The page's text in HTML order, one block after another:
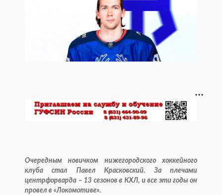
Очередным новичком нижегородского хоккейного
клуба стал Павел Красковский. За плечами
центрфорварда – 13 сезонов в КХЛ, и все эти годы он
провел в «Локомотиве».